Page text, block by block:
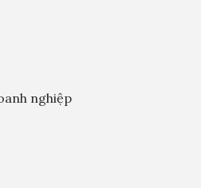
nghiệp